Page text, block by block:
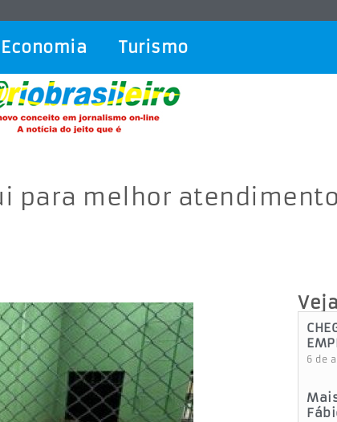
Economia Turismo
para melhor
6 de